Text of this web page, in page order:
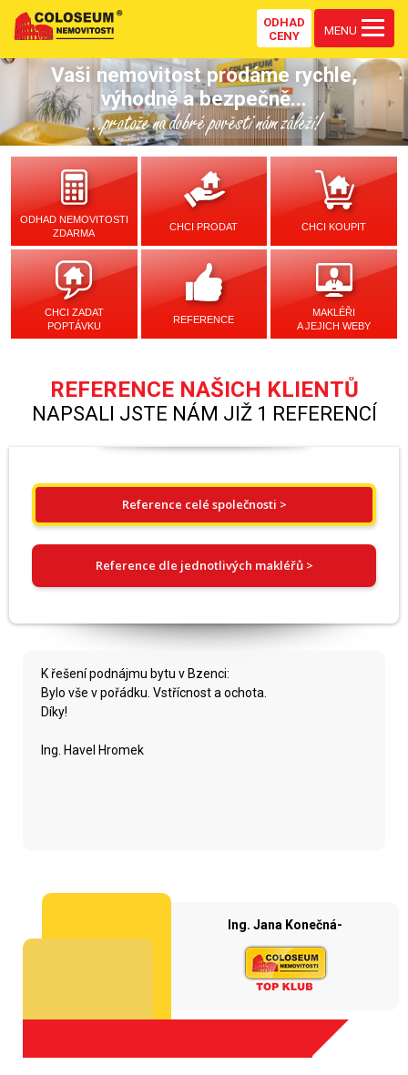
ODHAD
CENY
MENU
Vaši nemovitost prodáme rychle,
výhodně a bezpečně...
...protože na dobré pověsti nám záleží!
ODHAD NEMOVITOSTI
ZDARMA
CHCI PRODAT CHCI KOUPIT
CHCI ZADAT
POPTÁVKU
REFERENCE
MAKLÉŘI
A JEJICH WEBY
REFERENCE NAŠICH KLIENTŮ
NAPSALI JSTE NÁM JIŽ 1 REFERENCÍ
Reference celé společnosti >
Reference dle jednotlivých makléřů >
K řešení podnájmu bytu v Bzenci:
Bylo vše v pořádku. Vstřícnost a ochota.
Díky!
Ing. Havel Hromek
Ing. Jana Konečná-